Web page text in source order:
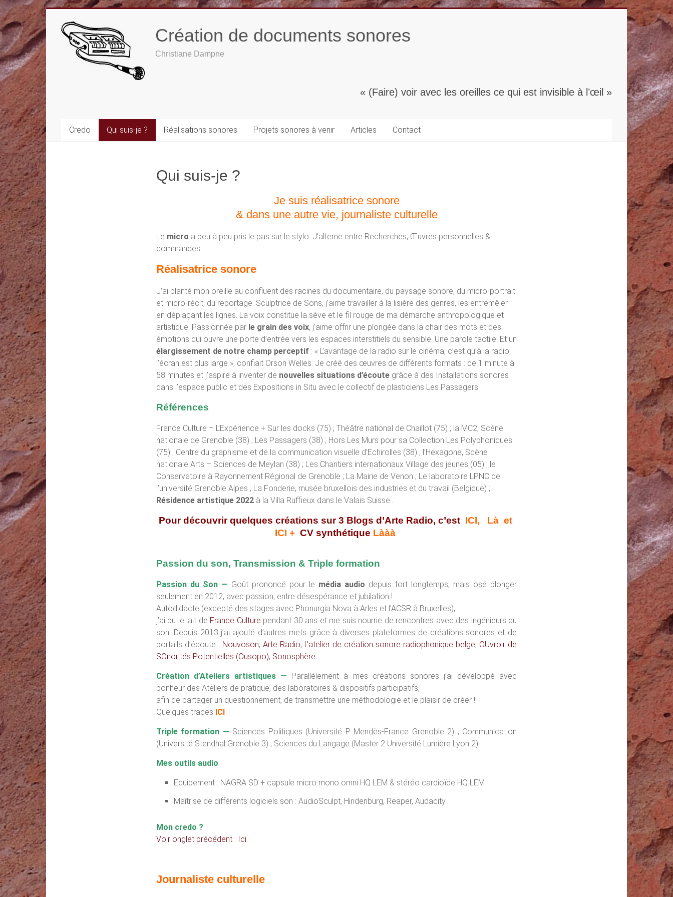
Création de documents sonores
Christiane Dampne
« (Faire) voir avec les oreilles ce qui est invisible à l’œil »
Credo Qui suis-je ? Réalisations sonores Projets sonores à venir Articles Contact
Qui suis-je ?
Je suis réalisatrice sonore
& dans une autre vie, journaliste culturelle
Le micro a peu à peu pris le pas sur le stylo. J’alterne entre Recherches, Œuvres personnelles &
commandes.
Réalisatrice sonore
J’ai planté mon oreille au confluent des racines du documentaire, du paysage sonore, du micro-portrait
et micro-récit, du reportage. Sculptrice de Sons, j’aime travailler à la lisière des genres, les entremêler
en déplaçant les lignes. La voix constitue la sève et le fil rouge de ma démarche anthropologique et
artistique. Passionnée par le grain des voix, j’aime offrir une plongée dans la chair des mots et des
émotions qui ouvre une porte d’entrée vers les espaces interstitiels du sensible. Une parole tactile. Et un
élargissement de notre champ perceptif : « L’avantage de la radio sur le cinéma, c’est qu’à la radio
l’écran est plus large », confiait Orson Welles. Je créé des œuvres de différents formats : de 1 minute à
58 minutes et j’aspire à inventer de nouvelles situations d’écoute grâce à des Installations sonores
dans l’espace public et des Expositions in Situ avec le collectif de plasticiens Les Passagers.
Références
France Culture – L’Expérience + Sur les docks (75) ; Théâtre national de Chaillot (75) ; la MC2, Scène
nationale de Grenoble (38) ; Les Passagers (38) ; Hors Les Murs pour sa Collection Les Polyphoniques
(75) ; Centre du graphisme et de la communication visuelle d’Echirolles (38) ; l’Hexagone, Scène
nationale Arts – Sciences de Meylan (38) ; Les Chantiers internationaux Village des jeunes (05) ; le
Conservatoire à Rayonnement Régional de Grenoble ; La Mairie de Venon ; Le laboratoire LPNC de
l’université Grenoble Alpes ; La Fonderie, musée bruxellois des industries et du travail (Belgique) ;
Résidence artistique 2022 à la Villa Ruffieux dans le Valais Suisse…
Pour découvrir quelques créations sur 3 Blogs d’Arte Radio, c’est ICI, Làet
ICI + CV synthétique Lààà
Passion du son, Transmission & Triple formation
Passion du Son — Goût prononcé pour le média audio depuis fort longtemps, mais osé plonger
seulement en 2012, avec passion, entre désespérance et jubilation !
Autodidacte (excepté des stages avec Phonurgia Nova à Arles et l’ACSR à Bruxelles),
j’ai bu le lait de France Culture pendant 30 ans et me suis nourrie de rencontres avec des ingénieurs du
son. Depuis 2013 j’ai ajouté d’autres mets grâce à diverses plateformes de créations sonores et de
portails d’écoute : Nouvoson, Arte Radio, L’atelier de création sonore radiophonique belge, OUvroir de
SOnorités Potentielles (Ousopo), Sonosphère….
Création d’Ateliers artistiques — Parallèlement à mes créations sonores j’ai développé avec
bonheur des Ateliers de pratique, des laboratoires & dispositifs participatifs,
afin de partager un questionnement, de transmettre une méthodologie et le plaisir de créer !!
Quelques traces ICI
Triple formation — Sciences Politiques (Université P. Mendès-France Grenoble 2) ; Communication
(Université Stendhal Grenoble 3) ; Sciences du Langage (Master 2 Université Lumière Lyon 2).
Mes outils audio
Equipement : NAGRA SD + capsule micro mono omni HQ LEM & stéréo cardioïde HQ LEM
Maîtrise de différents logiciels son : AudioSculpt, Hindenburg, Reaper, Audacity
Mon credo ?
Voir onglet précédent : Ici
Journaliste culturelle